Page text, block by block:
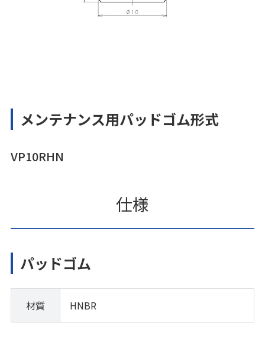
メンテナンス用パッドゴム形式
VP10RHN
仕様
パッドゴム
材質 HNBR